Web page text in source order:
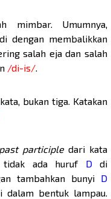
mimbar. Umumnya,
dengan membalikkan
salah eja dan salah
/di-is/.
bukan tiga. Katakan
past participledari kata
tidak ada huruf Ddi
tambahkan bunyi D
dalam bentuk lampau.